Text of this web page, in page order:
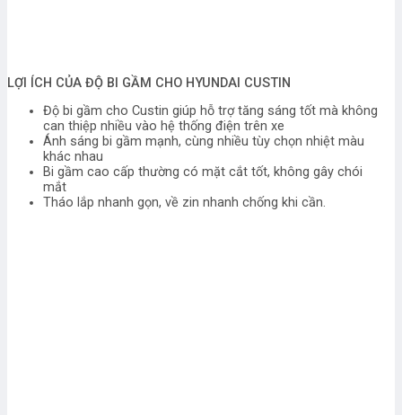
LỢI ÍCH CỦA ĐỘ BI GẦM CHO HYUNDAI CUSTIN
Độ bi gầm cho Custin giúp hỗ trợ tăng sáng tốt mà không
can thiệp nhiều vào hệ thống điện trên xe
Ánh sáng bi gầm mạnh, cùng nhiều tùy chọn nhiệt màu
khác nhau
Bi gầm cao cấp thường có mặt cắt tốt, không gây chói
mắt
Tháo lắp nhanh gọn, về zin nhanh chống khi cần.